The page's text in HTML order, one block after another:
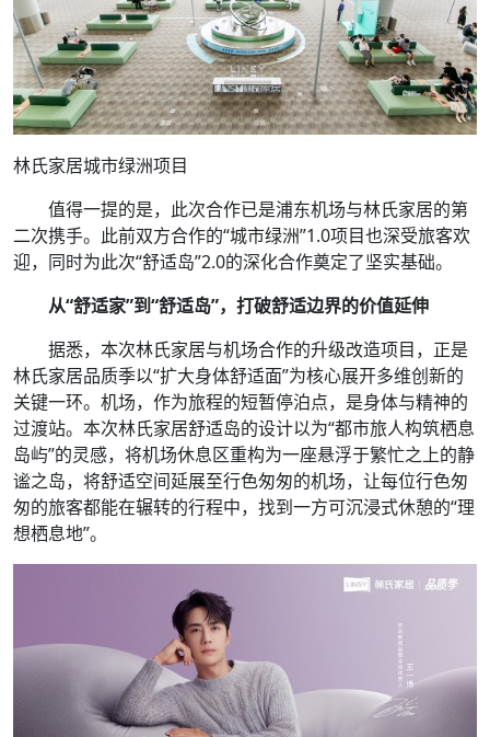
林氏家居城市绿洲项目
值得一提的是，此次合作已是浦东机场与林氏家居的第
二次携手。此前双方合作的“城市绿洲”1.0项目也深受旅客欢
迎，同时为此次“舒适岛”2.0的深化合作奠定了坚实基础。
从“舒适家”到“舒适岛”，打破舒适边界的价值延伸
据悉，本次林氏家居与机场合作的升级改造项目，正是
林氏家居品质季以“扩大身体舒适面”为核心展开多维创新的
关键一环。机场，作为旅程的短暂停泊点，是身体与精神的
过渡站。本次林氏家居舒适岛的设计以为“都市旅人构筑栖息
岛屿”的灵感，将机场休息区重构为一座悬浮于繁忙之上的静
谧之岛，将舒适空间延展至行色匆匆的机场，让每位行色匆
匆的旅客都能在辗转的行程中，找到一方可沉浸式休憩的“理
想栖息地”。